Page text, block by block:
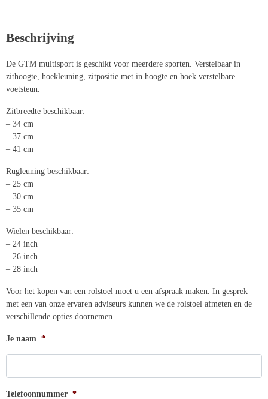
Beschrijving
De GTM multisport is geschikt voor meerdere sporten. Verstelbaar in
zithoogte, hoekleuning, zitpositie met in hoogte en hoek verstelbare
voetsteun.
Zitbreedte beschikbaar:
– 34 cm
– 37 cm
– 41 cm
Rugleuning beschikbaar:
– 25 cm
– 30 cm
– 35 cm
Wielen beschikbaar:
– 24 inch
– 26 inch
– 28 inch
Voor het kopen van een rolstoel moet u een afspraak maken. In gesprek
met een van onze ervaren adviseurs kunnen we de rolstoel afmeten en de
verschillende opties doornemen.
Je naam *
Telefoonnummer *